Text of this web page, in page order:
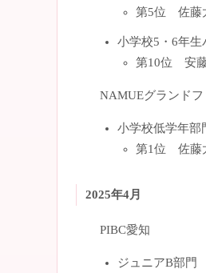
第5位 佐藤
小学校5・6年生
第10位 安
NAMUEグランド
小学校低学年部
第1位 佐藤
2025年4月
PIBC愛知
ジュニアB部門